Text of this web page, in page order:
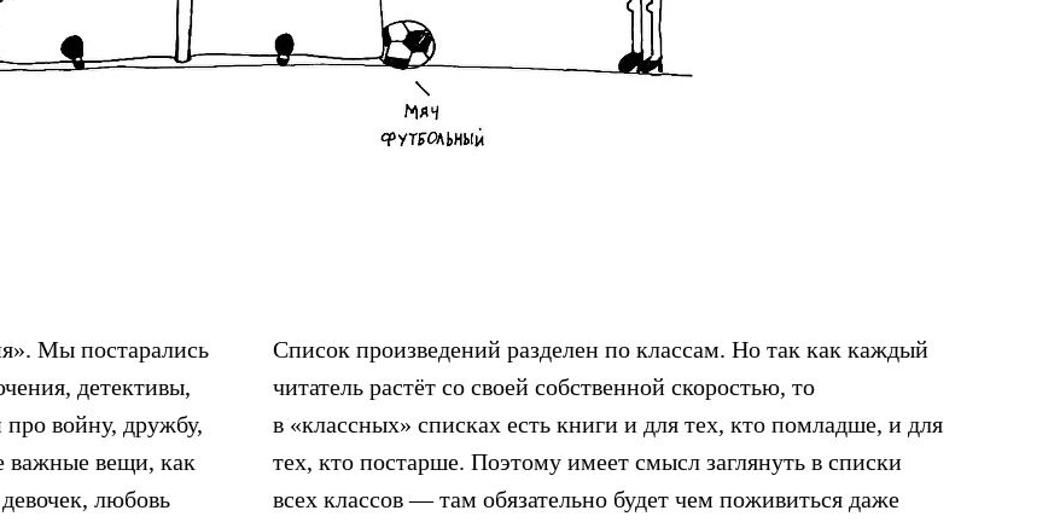
Мы постарались
детективы,
войну, дружбу,
важные вещи, как
любовь
Список произведений разделен по классам. Но так как каждый
читатель растёт со своей собственной скоростью, то
в «классных» списках есть книги и для тех, кто помладше, и для
тех, кто постарше. Поэтому имеет смысл заглянуть в списки
всех классов — там обязательно будет чем поживиться даже